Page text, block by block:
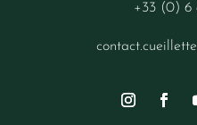
+33 (0) 6